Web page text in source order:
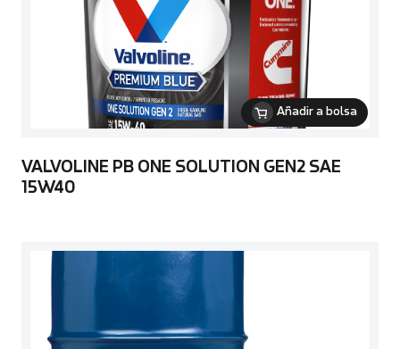
Añadir a bolsa
VALVOLINE PB ONE SOLUTION GEN2 SAE
15W40